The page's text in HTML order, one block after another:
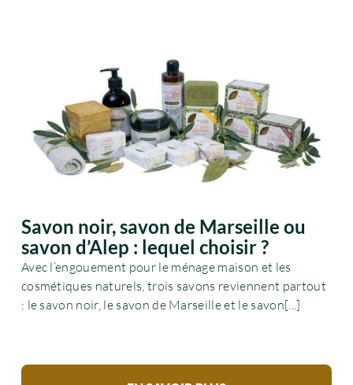
Savon noir, savon de Marseille ou
savon d’Alep : lequel choisir ?
Avec l’engouement pour le ménage maison et les
cosmétiques naturels, trois savons reviennent partout
: le savon noir, le savon de Marseille et le savon[...]